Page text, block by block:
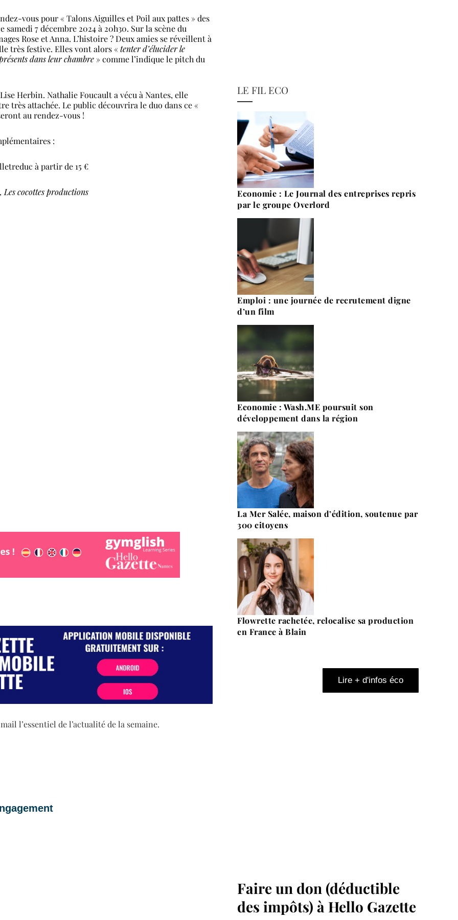
vous pour « Talons Aiguilles et Poil aux pattes » des
samedi 7 décembre 2024 à 20h30. Sur la scène du
Rose et Anna. L’histoire ? Deux amies se réveillent à
très festive. Elles vont alors « tenter d’élucider le
dans leur chambre » comme l’indique le pitch du
Herbin. Nathalie Foucault a vécu à Nantes, elle
très attachée. Le public découvrira le duo dans ce «
au rendez-vous !
:
à partir de 15 €
Les cocottes productions
l’essentiel de l’actualité de la semaine.
LE FIL ECO
Economie : Le Journal des entreprises repris
par le groupe Overlord
Emploi : une journée de recrutement digne
d’un film
Economie : Wash.ME poursuit son
développement dans la région
La Mer Salée, maison d’édition, soutenue par
300 citoyens
Flowrette rachetée, relocalise sa production
en France à Blain
Lire + d'infos éco
Faire un don (déductible
des impôts) à Hello Gazette